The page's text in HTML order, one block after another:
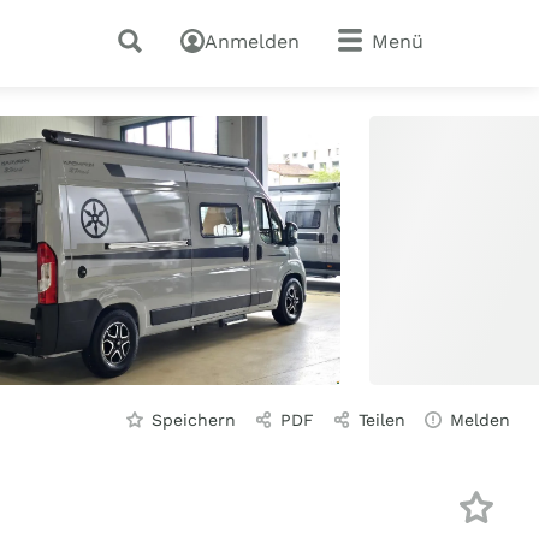
Anmelden Menü
Speichern PDF Teilen Melden